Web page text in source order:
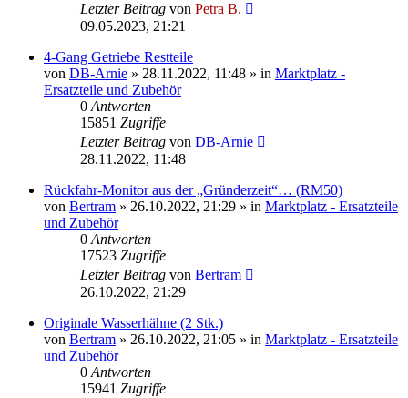
Letzter Beitrag von Petra B.
09.05.2023, 21:21
4-Gang Getriebe Restteile
von DB-Arnie » 28.11.2022, 11:48 » in Marktplatz -
Ersatzteile und Zubehör
0Antworten
15851 Zugriffe
Letzter Beitrag von DB-Arnie
28.11.2022, 11:48
Rückfahr-Monitor aus der „Gründerzeit“… (RM50)
von Bertram » 26.10.2022, 21:29 » in Marktplatz - Ersatzteile
und Zubehör
0Antworten
17523 Zugriffe
Letzter Beitrag von Bertram
26.10.2022, 21:29
Originale Wasserhähne (2 Stk.)
von Bertram » 26.10.2022, 21:05 » in Marktplatz - Ersatzteile
und Zubehör
0Antworten
15941 Zugriffe